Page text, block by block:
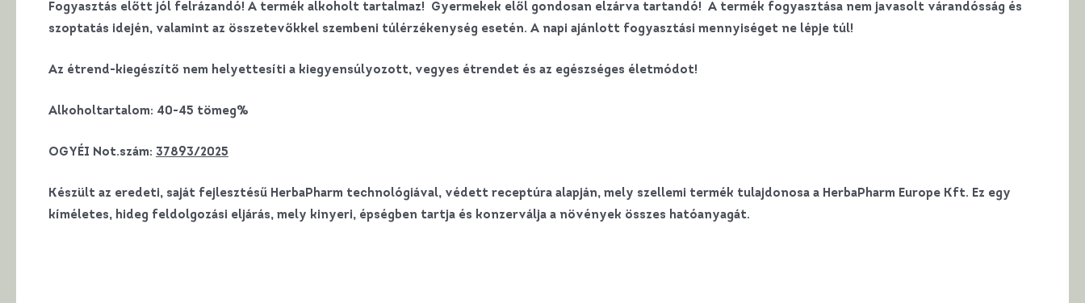
Fogyasztás előtt jól felrázandó! A termék alkoholt tartalmaz! Gyermekek elől gondosan elzárva tartandó! A termék fogyasztása nem javasolt várandósság és
szoptatás idején, valamint az összetevőkkel szembeni túlérzékenység esetén. A napi ajánlott fogyasztási mennyiséget ne lépje túl!
Az étrend-kiegészítő nem helyettesíti a kiegyensúlyozott, vegyes étrendet és az egészséges életmódot!
Alkoholtartalom: 40-45 tömeg%
OGYÉI Not.szám: 37893/2025
Készült az eredeti, saját fejlesztésű HerbaPharm technológiával, védett receptúra alapján, mely szellemi termék tulajdonosa a HerbaPharm Europe Kft. Ez egy
kíméletes, hideg feldolgozási eljárás, mely kinyeri, épségben tartja és konzerválja a növények összes hatóanyagát.